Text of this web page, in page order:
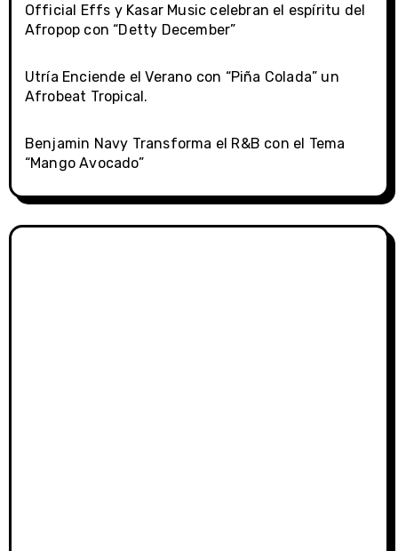
Official Effs y Kasar Music celebran el espíritu del
Afropop con “Detty December”
Utría Enciende el Verano con “Piña Colada” un
Afrobeat Tropical.
Benjamin Navy Transforma el R&B con el Tema
“Mango Avocado”